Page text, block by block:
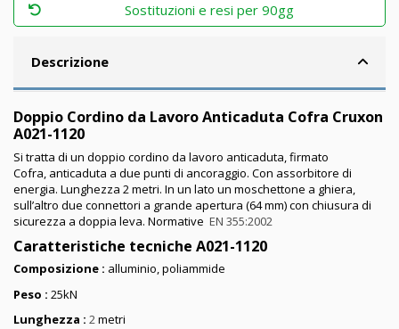
Sostituzioni e resi per 90gg
Descrizione
Doppio Cordino da Lavoro Anticaduta Cofra Cruxon
A021-1120
Si tratta di un doppio cordino da lavoro anticaduta, firmato
Cofra, anticaduta a due punti di ancoraggio. Con assorbitore di
energia. Lunghezza 2 metri. In un lato un moschettone a ghiera,
sull’altro due connettori a grande apertura (64 mm) con chiusura di
sicurezza a doppia leva. Normative EN 355:2002
Caratteristiche tecniche A021-1120
Composizione : alluminio, poliammide
Peso : 25kN
Lunghezza : 2metri